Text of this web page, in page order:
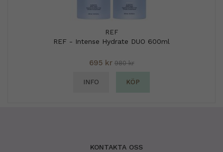
REF
REF - Intense Hydrate DUO 600ml
695 kr 980 kr
INFO KÖP
KONTAKTA OSS